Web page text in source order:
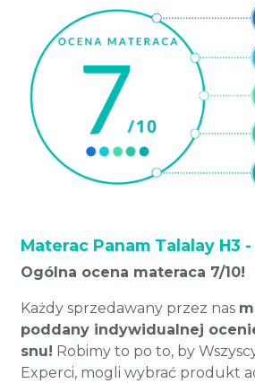
Materac Panam Talalay H3
Ogólna ocena materaca 7/10!
Każdy sprzedawany przez nas
poddany indywidualnej
snu! Robimy to po to, by
Experci, mogli wybrać produkt